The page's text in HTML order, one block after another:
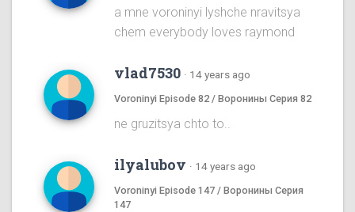
a mne voroninyi lyshche nravitsya
chem everybody loves raymond
vlad7530 · 14 years ago
Voroninyi Episode 82 / Воронины Серия 82
ne gruzitsya chto to..
ilyalubov · 14 years ago
Voroninyi Episode 147 / Воронины Серия
147